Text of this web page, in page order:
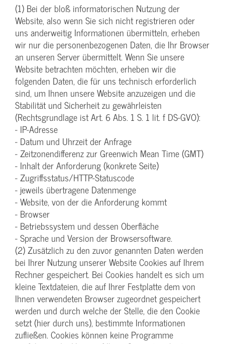
(1) Bei der bloß informatorischen Nutzung der
Website, also wenn Sie sich nicht registrieren oder
uns anderweitig Informationen übermitteln, erheben
wir nur die personenbezogenen Daten, die Ihr Browser
an unseren Server übermittelt. Wenn Sie unsere
Website betrachten möchten, erheben wir die
folgenden Daten, die für uns technisch erforderlich
sind, um Ihnen unsere Website anzuzeigen und die
Stabilität und Sicherheit zu gewährleisten
(Rechtsgrundlage ist Art. 6 Abs. 1 S. 1 lit. f DS-GVO):
- IP-Adresse
- Datum und Uhrzeit der Anfrage
- Zeitzonendifferenz zur Greenwich Mean Time (GMT)
- Inhalt der Anforderung (konkrete Seite)
- Zugriffsstatus/HTTP-Statuscode
- jeweils übertragene Datenmenge
- Website, von der die Anforderung kommt
- Browser
- Betriebssystem und dessen Oberfläche
- Sprache und Version der Browsersoftware.
(2) Zusätzlich zu den zuvor genannten Daten werden
bei Ihrer Nutzung unserer Website Cookies auf Ihrem
Rechner gespeichert. Bei Cookies handelt es sich um
kleine Textdateien, die auf Ihrer Festplatte dem von
Ihnen verwendeten Browser zugeordnet gespeichert
werden und durch welche der Stelle, die den Cookie
setzt (hier durch uns), bestimmte Informationen
zufließen. Cookies können keine Programme